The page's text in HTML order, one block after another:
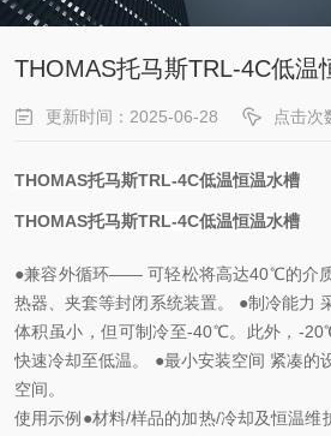
THOMAS托马斯TRL-4C低温
更新时间：2025-06-28 点击次
THOMAS托马斯TRL-4C低温恒温水槽
THOMAS托马斯TRL-4C低温恒温水槽
●兼容外循环—— 可轻松将高达40℃的介
热器、夹套等封闭系统装置。 ●制冷能力
体积虽小，但可制冷至-40℃。此外，-
快速冷却至低温。 ●最小安装空间 紧凑的
空间。
使用示例●材料/样品的加热/冷却及恒温维